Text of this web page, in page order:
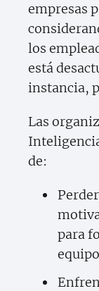
empresas
los
está
instancia,
Las
de:
para